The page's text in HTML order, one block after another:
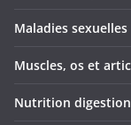
Maladies sexuelles
Muscles, os et
Nutrition digestion